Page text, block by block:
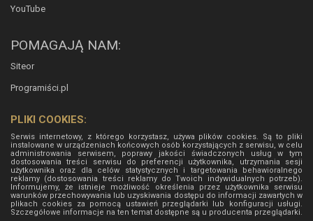
YouTube
POMAGAJĄ NAM:
Siteor
Programiści.pl
PLIKI COOKIES:
Serwis internetowy, z którego korzystasz, używa plików cookies. Są to pliki
instalowane w urządzeniach końcowych osób korzystających z serwisu, w celu
administrowania serwisem, poprawy jakości świadczonych usług w tym
dostosowania treści serwisu do preferencji użytkownika, utrzymania sesji
użytkownika oraz dla celów statystycznych i targetowania behawioralnego
reklamy (dostosowania treści reklamy do Twoich indywidualnych potrzeb).
Informujemy, że istnieje możliwość określenia przez użytkownika serwisu
warunków przechowywania lub uzyskiwania dostępu do informacji zawartych w
plikach cookies za pomocą ustawień przeglądarki lub konfiguracji usługi.
Szczegółowe informacje na ten temat dostępne są u producenta przeglądarki.